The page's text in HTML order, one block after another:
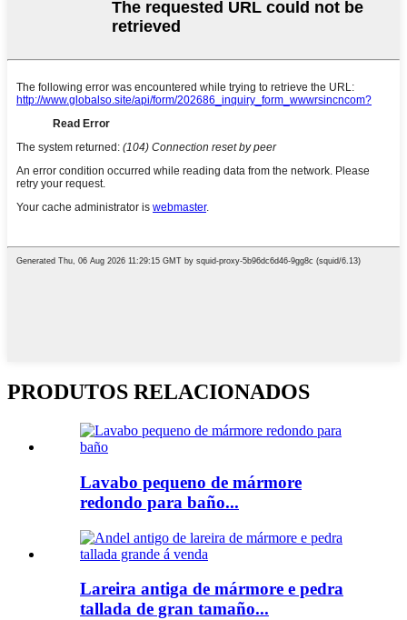
PRODUTOS RELACIONADOS
Lavabo pequeno de mármore
redondo para baño...
Lareira antiga de mármore e pedra
tallada de gran tamaño...